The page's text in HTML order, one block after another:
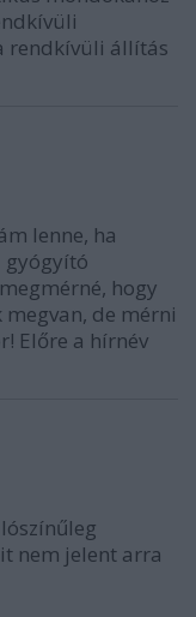
rendkívüli állítás
lenne, ha
gyógyító
hogy
de mérni
Előre a hírnév
nem jelent arra